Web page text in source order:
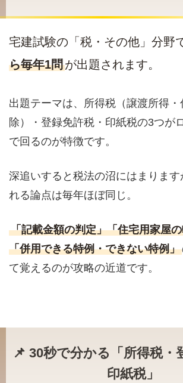
宅建試験の「税・その他」分野
ら毎年1問が出題されます。
出題テーマは、所得税（譲渡所得
除）・登録免許税・印紙税の3つが
で回るのが特徴です。
深追いすると税法の沼にはまりま
れる論点は毎年ほぼ同じ。
「記載金額の判定」「住宅用家屋
「併用できる特例・できない特例」
て覚えるのが攻略の近道です。
📌 30秒で分かる「所得税・
印紙税」